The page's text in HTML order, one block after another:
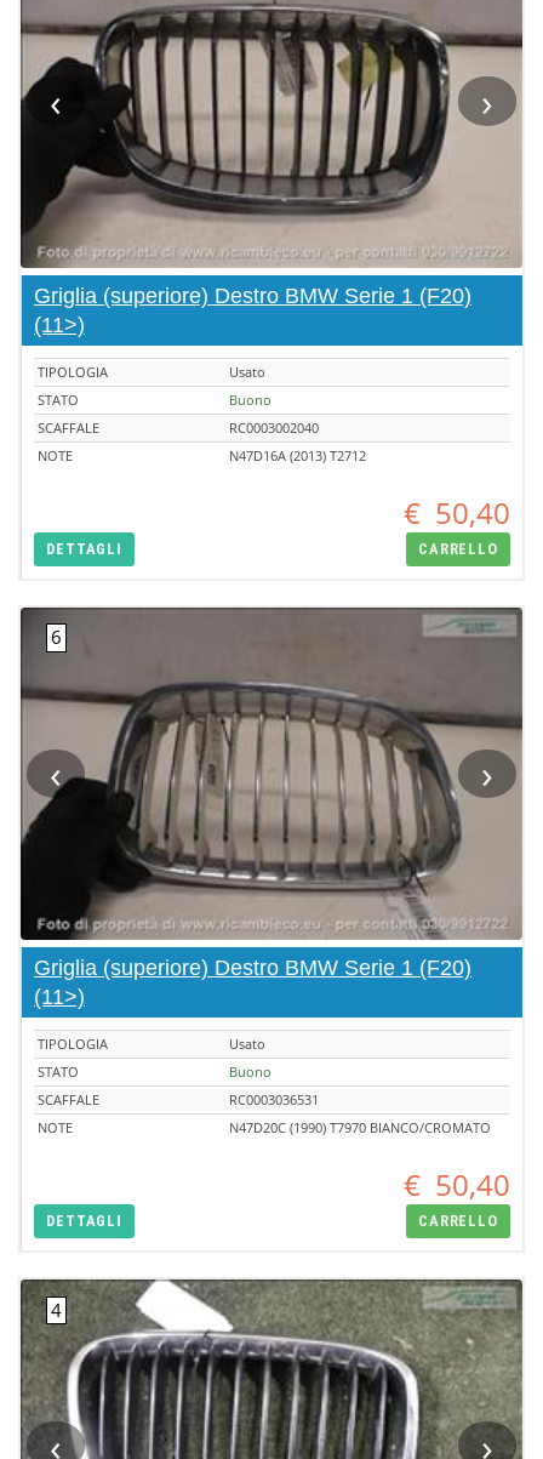
‹ ›
Griglia (superiore) Destro BMW Serie 1 (F20)
(11>)
TIPOLOGIA
Usato
STATO
Buono
SCAFFALE
RC0003002040
NOTE
N47D16A (2013) T2712
€ 50,40
DETTAGLI CARRELLO
‹ ›
Griglia (superiore) Destro BMW Serie 1 (F20)
(11>)
TIPOLOGIA
Usato
STATO
Buono
SCAFFALE
RC0003036531
NOTE
N47D20C (1990) T7970 BIANCO/CROMATO
€ 50,40
DETTAGLI CARRELLO
‹ ›